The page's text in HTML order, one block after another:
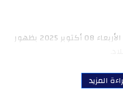
حالة الطقس: يتميز طقس الأربعاء 08 أكتوبر 2025 بظهور
المزيد